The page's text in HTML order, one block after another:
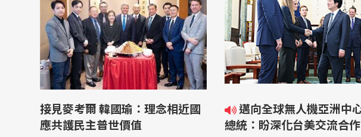
接見麥考爾 韓國瑜：理念相近國
應共護民主普世價值
邁向全球無人機亞洲中心目標
總統：盼深化台美交流合作